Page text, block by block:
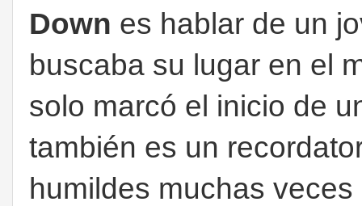
Down es hablar de un
buscaba su lugar en el
solo marcó el inicio de
también es un
humildes muchas